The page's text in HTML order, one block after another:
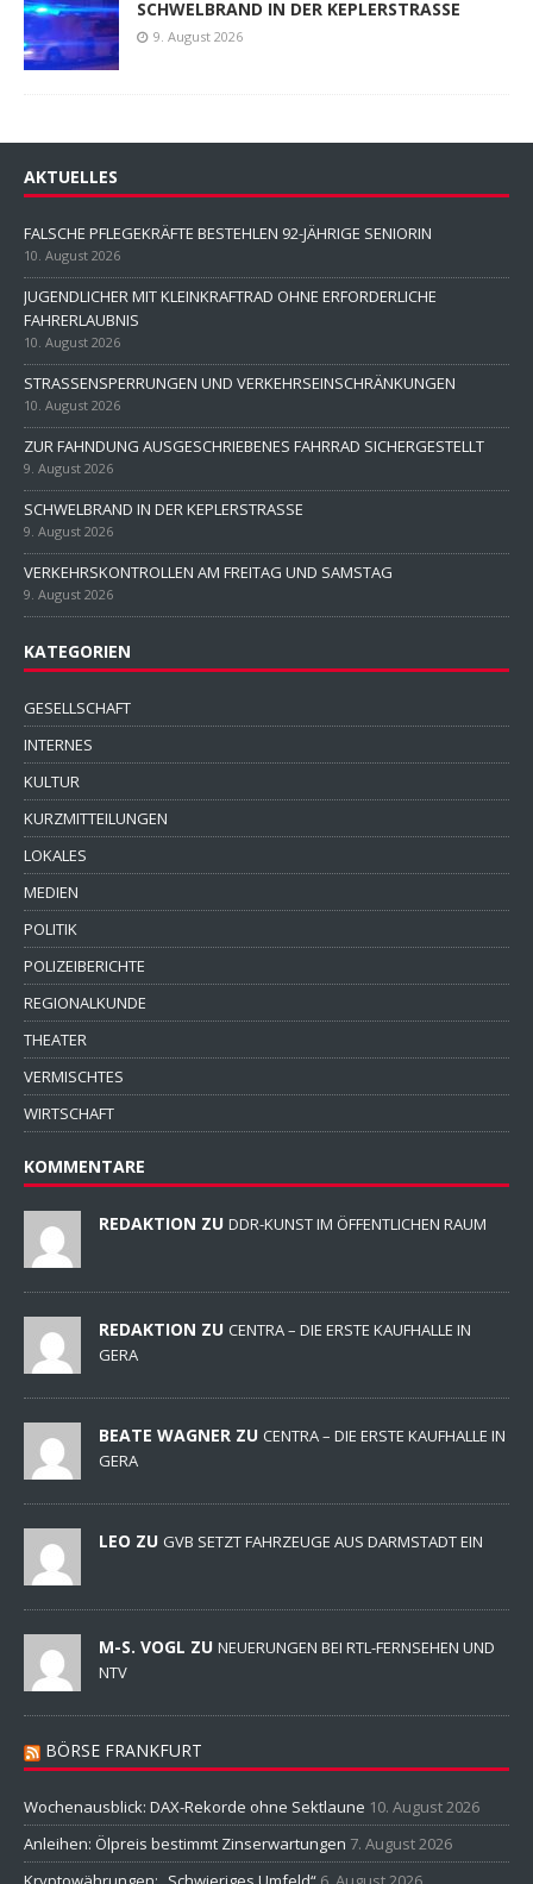
SCHWELBRAND IN DER KEPLERSTRASSE
9. August 2026
AKTUELLES
FALSCHE PFLEGEKRÄFTE BESTEHLEN 92-JÄHRIGE SENIORIN
10. August 2026
JUGENDLICHER MIT KLEINKRAFTRAD OHNE ERFORDERLICHE
FAHRERLAUBNIS
10. August 2026
STRASSENSPERRUNGEN UND VERKEHRSEINSCHRÄNKUNGEN
10. August 2026
ZUR FAHNDUNG AUSGESCHRIEBENES FAHRRAD SICHERGESTELLT
9. August 2026
SCHWELBRAND IN DER KEPLERSTRASSE
9. August 2026
VERKEHRSKONTROLLEN AM FREITAG UND SAMSTAG
9. August 2026
KATEGORIEN
GESELLSCHAFT
INTERNES
KULTUR
KURZMITTEILUNGEN
LOKALES
MEDIEN
POLITIK
POLIZEIBERICHTE
REGIONALKUNDE
THEATER
VERMISCHTES
WIRTSCHAFT
KOMMENTARE
REDAKTION ZU DDR-KUNST IM ÖFFENTLICHEN RAUM
REDAKTION ZU CENTRA – DIE ERSTE KAUFHALLE IN
GERA
BEATE WAGNER ZU CENTRA – DIE ERSTE KAUFHALLE IN
GERA
LEO ZU GVB SETZT FAHRZEUGE AUS DARMSTADT EIN
M-S. VOGL ZU NEUERUNGEN BEI RTL-FERNSEHEN UND
NTV
BÖRSE FRANKFURT
Wochenausblick: DAX-Rekorde ohne Sektlaune 10. August 2026
Anleihen: Ölpreis bestimmt Zinserwartungen 7. August 2026